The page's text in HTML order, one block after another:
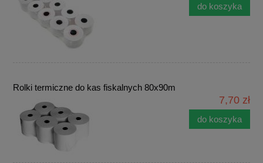
do koszyka
Rolki termiczne do kas fiskalnych 80x90m
7,70 zł
do koszyka